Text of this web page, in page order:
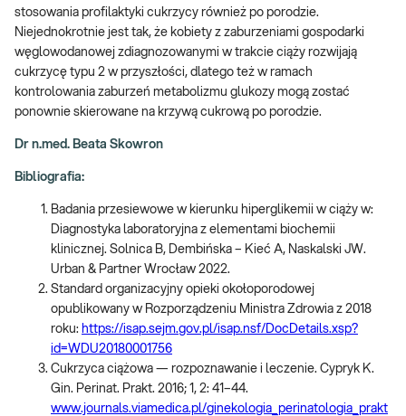
stosowania profilaktyki cukrzycy również po porodzie.
Niejednokrotnie jest tak, że kobiety z zaburzeniami gospodarki
węglowodanowej zdiagnozowanymi w trakcie ciąży rozwijają
cukrzycę typu 2 w przyszłości, dlatego też w ramach
kontrolowania zaburzeń metabolizmu glukozy mogą zostać
ponownie skierowane na krzywą cukrową po porodzie.
Dr n.med. Beata Skowron
Bibliografia:
Badania przesiewowe w kierunku hiperglikemii w ciąży w:
Diagnostyka laboratoryjna z elementami biochemii
klinicznej. Solnica B, Dembińska – Kieć A, Naskalski JW.
Urban & Partner Wrocław 2022.
Standard organizacyjny opieki okołoporodowej
opublikowany w Rozporządzeniu Ministra Zdrowia z 2018
roku: https://isap.sejm.gov.pl/isap.nsf/DocDetails.xsp?
id=WDU20180001756
Cukrzyca ciążowa — rozpoznawanie i leczenie. Cypryk K.
Gin. Perinat. Prakt. 2016; 1, 2: 41–44.
www.journals.viamedica.pl/ginekologia_perinatologia_prakt